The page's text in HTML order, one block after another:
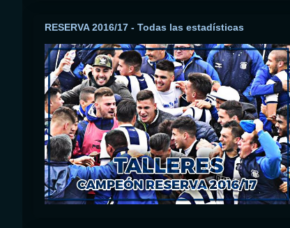
RESERVA 2016/17 - Todas las estadísticas